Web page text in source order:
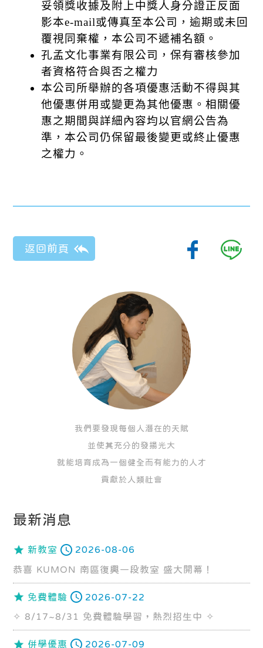
妥領獎收據及附上中獎人身分證正反面
影本e-mail或傳真至本公司，逾期或未回
覆視同棄權，本公司不遞補名額。
孔孟文化事業有限公司，保有審核參加
者資格符合與否之權力
本公司所舉辦的各項優惠活動不得與其
他優惠併用或變更為其他優惠。相關優
惠之期間與詳細內容均以官網公告為
準，本公司仍保留最後變更或終止優惠
之權力。
我們要發現每個人潛在的天賦
並使其充分的發揚光大
就能培育成為一個健全而有能力的人才
貢獻於人類社會
最新消息
新教室 2026-08-06
恭喜 KUMON 南區復興一段教室 盛大開幕！
免費體驗 2026-07-22
✧ 8/17~8/31 免費體驗學習，熱烈招生中 ✧
併學優惠 2026-07-09